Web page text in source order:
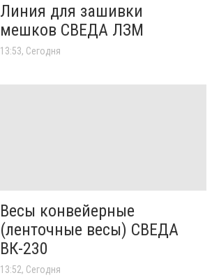
Линия для зашивки
мешков СВЕДА ЛЗМ
13:53, Сегодня
Весы конвейерные
(ленточные весы) СВЕДА
ВК-230
13:52, Сегодня